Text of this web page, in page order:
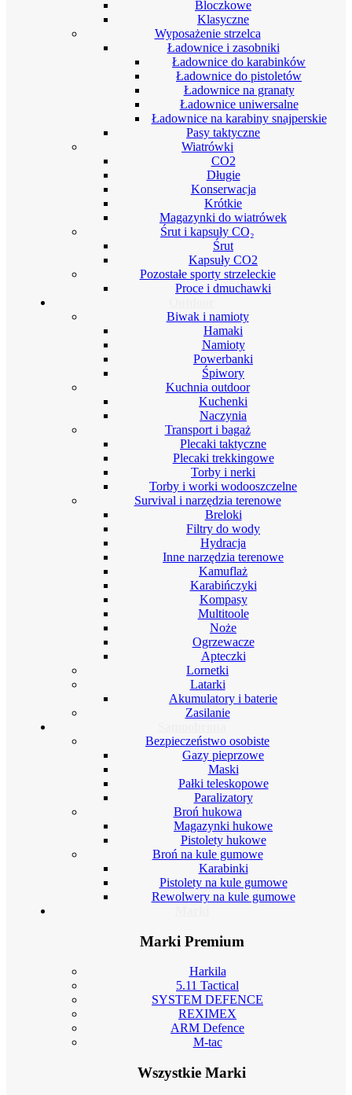
Bloczkowe
Klasyczne
Wyposażenie strzelca
Ładownice i zasobniki
Ładownice do karabinków
Ładownice do pistoletów
Ładownice na granaty
Ładownice uniwersalne
Ładownice na karabiny snajperskie
Pasy taktyczne
Wiatrówki
CO2
Długie
Konserwacja
Krótkie
Magazynki do wiatrówek
Śrut i kapsuły CO₂
Śrut
Kapsuły CO2
Pozostałe sporty strzeleckie
Proce i dmuchawki
Biwak i namioty
Hamaki
Namioty
Powerbanki
Śpiwory
Kuchnia outdoor
Kuchenki
Naczynia
Transport i bagaż
Plecaki taktyczne
Plecaki trekkingowe
Torby i nerki
Torby i worki wodooszczelne
Survival i narzędzia terenowe
Breloki
Filtry do wody
Hydracja
Inne narzędzia terenowe
Kamuflaż
Karabińczyki
Kompasy
Multitoole
Noże
Ogrzewacze
Apteczki
Lornetki
Latarki
Akumulatory i baterie
Zasilanie
Bezpieczeństwo osobiste
Gazy pieprzowe
Maski
Pałki teleskopowe
Paralizatory
Broń hukowa
Magazynki hukowe
Pistolety hukowe
Broń na kule gumowe
Karabinki
Pistolety na kule gumowe
Rewolwery na kule gumowe
Marki Premium
Harkila
5.11 Tactical
SYSTEM DEFENCE
REXIMEX
ARM Defence
M-tac
Wszystkie Marki